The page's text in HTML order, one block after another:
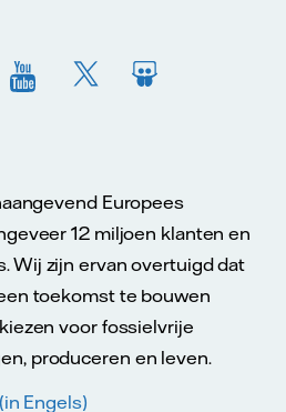
Europees
12 miljoen klanten en
Wij zijn ervan overtuigd dat
toekomst te bouwen
voor fossielvrije
produceren en leven.
Engels)